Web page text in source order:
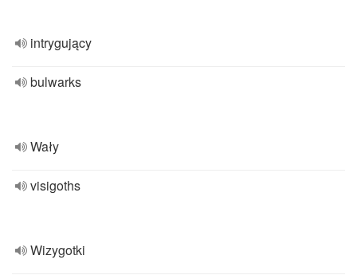
intrygujący
bulwarks
Wały
visigoths
Wizygotki